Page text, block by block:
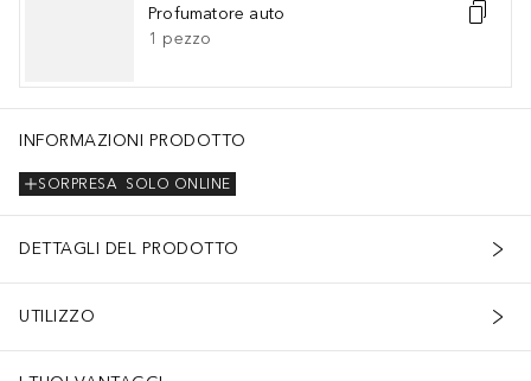
Profumatore auto
1 pezzo
INFORMAZIONI PRODOTTO
SOLO ONLINE
SORPRESA
DETTAGLI DEL PRODOTTO
UTILIZZO